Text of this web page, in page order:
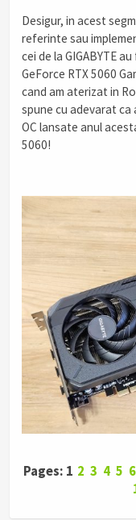
Desigur, in acest
referinte sau
cei de la GIGABYTE
GeForce RTX 5060
cand am aterizat in
spune cu adevarat
OC lansate anul
5060!
Pages: 1 2 3 4 5 6